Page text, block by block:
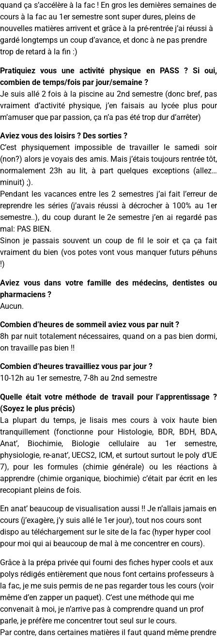
quand ça s’accélère à la fac ! En gros les dernières semaines de
cours à la fac au 1er semestre sont super dures, pleins de
nouvelles matières arrivent et grâce à la pré-rentrée j’ai réussi à
gardé longtemps un coup d’avance, et donc à ne pas prendre
trop de retard à la fin :)
Pratiquiez vous une activité physique en PASS ? Si oui,
combien de temps/fois par jour/semaine ?
Je suis allé 2 fois à la piscine au 2nd semestre (donc bref, pas
vraiment d’activité physique, j’en faisais au lycée plus pour
m’amuser que par passion, ça n’a pas été trop dur d’arrêter)
Aviez vous des loisirs ? Des sorties ?
C’est physiquement impossible de travailler le samedi soir
(non?) alors je voyais des amis. Mais j’étais toujours rentrée tôt,
normalement 23h au lit, à part quelques exceptions (allez…
minuit) ;).
Pendant les vacances entre les 2 semestres j’ai fait l’erreur de
reprendre les séries (j’avais réussi à décrocher à 100% au 1er
semestre..), du coup durant le 2e semestre j’en ai regardé pas
mal: PAS BIEN.
Sinon je passais souvent un coup de fil le soir et ça ça fait
vraiment du bien (vos potes vont vous manquer futurs péhuns
!)
Aviez vous dans votre famille des médecins, dentistes ou
pharmaciens ?
Aucun.
Combien d’heures de sommeil aviez vous par nuit ?
8h par nuit totalement nécessaires, quand on a pas bien dormi,
on travaille pas bien !!
Combien d’heures travailliez vous par jour ?
10-12h au 1er semestre, 7-8h au 2nd semestre
Quelle était votre méthode de travail pour l’apprentissage ?
(Soyez le plus précis)
La plupart du temps, je lisais mes cours à voix haute bien
tranquillement (fonctionne pour Histologie, BDR, BDH, BDA,
Anat’, Biochimie, Biologie cellulaire au 1er semestre,
physiologie, re-anat’, UECS2, ICM, et surtout surtout le poly d’UE
7), pour les formules (chimie générale) ou les réactions à
apprendre (chimie organique, biochimie) c’était par écrit en les
recopiant pleins de fois.
En anat’ beaucoup de visualisation aussi !! Je n’allais jamais en
cours (j’exagère, j’y suis allé le 1er jour), tout nos cours sont
dispo au téléchargement sur le site de la fac (hyper hyper cool
pour moi qui ai beaucoup de mal à me concentrer en cours).
Grâce à la prépa privée qui fourni des fiches hyper cools et aux
polys rédigés entièrement que nous font certains professeurs à
la fac, je me suis permis de ne pas regarder tous les cours (voir
même d’en zapper un paquet). C’est une méthode qui me
convenait à moi, je n’arrive pas à comprendre quand un prof
parle, je préfère me concentrer tout seul sur le cours.
Par contre, dans certaines matières il faut quand même prendre